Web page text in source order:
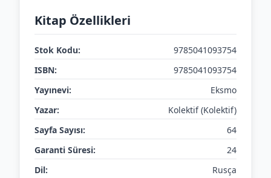
Kitap Özellikleri
Stok Kodu:
9785041093754
ISBN:
9785041093754
Yayınevi:
Eksmo
Yazar:
Kolektif (Kolektif)
Sayfa Sayısı:
64
Garanti Süresi:
24
Dil:
Rusça